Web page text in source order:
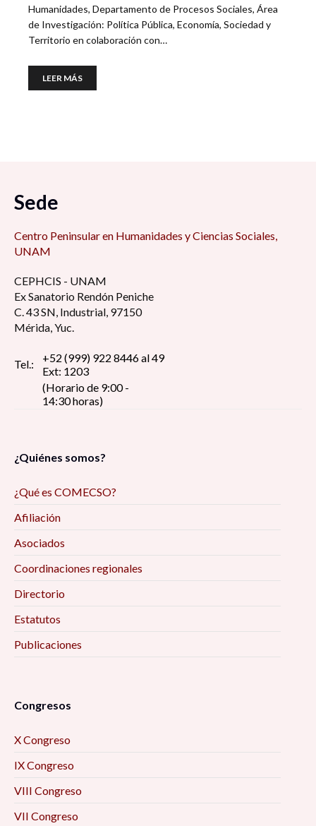
Humanidades, Departamento de Procesos Sociales, Área
de Investigación: Política Pública, Economía, Sociedad y
Territorio en colaboración con…
LEER MÁS
Sede
Centro Peninsular en Humanidades y Ciencias Sociales,
UNAM
CEPHCIS - UNAM
Ex Sanatorio Rendón Peniche
C. 43 SN, Industrial, 97150
Mérida, Yuc.
Tel.:
+52 (999) 922 8446 al 49
Ext: 1203
(Horario de 9:00 -
14:30 horas)
¿Quiénes somos?
¿Qué es COMECSO?
Afiliación
Asociados
Coordinaciones regionales
Directorio
Estatutos
Publicaciones
Congresos
X Congreso
IX Congreso
VIII Congreso
VII Congreso